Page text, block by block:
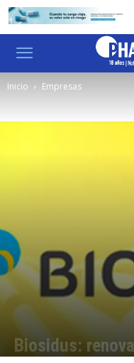
Inicio Empresas
Biosidus: